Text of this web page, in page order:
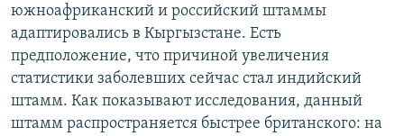
южноафриканский и российский штаммы
адаптировались в Кыргызстане. Есть
предположение, что причиной увеличения
статистики заболевших сейчас стал индийский
штамм. Как показывают исследования, данный
штамм распространяется быстрее британского: на